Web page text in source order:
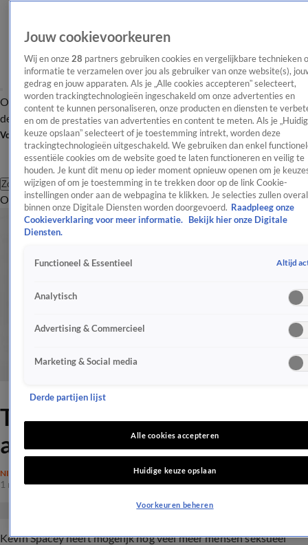
OverzichtAfleveringen Entertainment TV Algemeen
Tip
de redactieNieuwsbrief
Volg Shownieuws
Zoeken
OverzichtEntertainmentSpraakmakendRealityCrimeVideo's
Tweede beschuldiging aan
adres Kevin Spacey
NIEUWS
1 nov 2017, 10:45
Kevin Spacey heeft mogelijk nog veel meer mensen seksueel
Jouw cookievoorkeuren
Wij en onze 28 partners gebruiken cookies en vergelijkbare technieken
informatie te verzamelen over jou als gebruiker van onze website(s),
gedrag en jouw apparaten. Als je „Alle cookies accepteren” selecteert,
worden trackingtechnologieën ingeschakeld om onze advertenties en
content te kunnen personaliseren, onze producten en diensten te
en om de prestaties van advertenties en content te meten. Als je
keuze opslaan” selecteert of je toestemming intrekt, worden deze
trackingtechnologieën uitgeschakeld. We gebruiken dan enkel
essentiële cookies om de website goed te laten functioneren en veilig te
houden. Je kunt dit menu op ieder moment opnieuw openen om je
wijzigen of om je toestemming in te trekken door op de link Cookie-
instellingen onder aan de webpagina te klikken. Je selecties zullen overal
binnen onze Digitale Diensten worden doorgevoerd. Raadpleeg onze
Cookieverklaring voor meer informatie.
Bekijk hier onze Digitale
Diensten.
Functioneel & Essentieel Altijd
Analytisch
Advertising & Commercieel
Marketing & Social media
Derde partijen lijst
Alle cookies accepteren
Huidige keuze opslaan
Voorkeuren beheren